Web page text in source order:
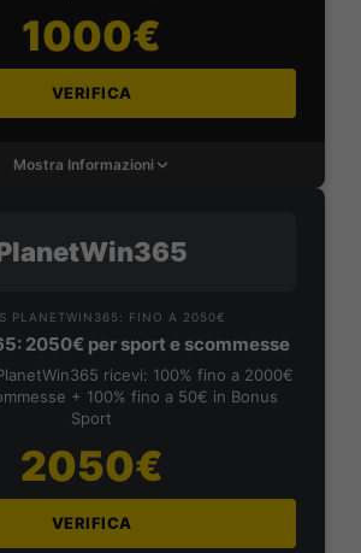
1000€
VERIFICA
Mostra Informazioni
PLANETWIN365: FINO A 2050€
2050€ per sport e scommesse
ricevi: 100% fino a 2000€
+ 100% fino a 50€ in Bonus
Sport
2050€
VERIFICA